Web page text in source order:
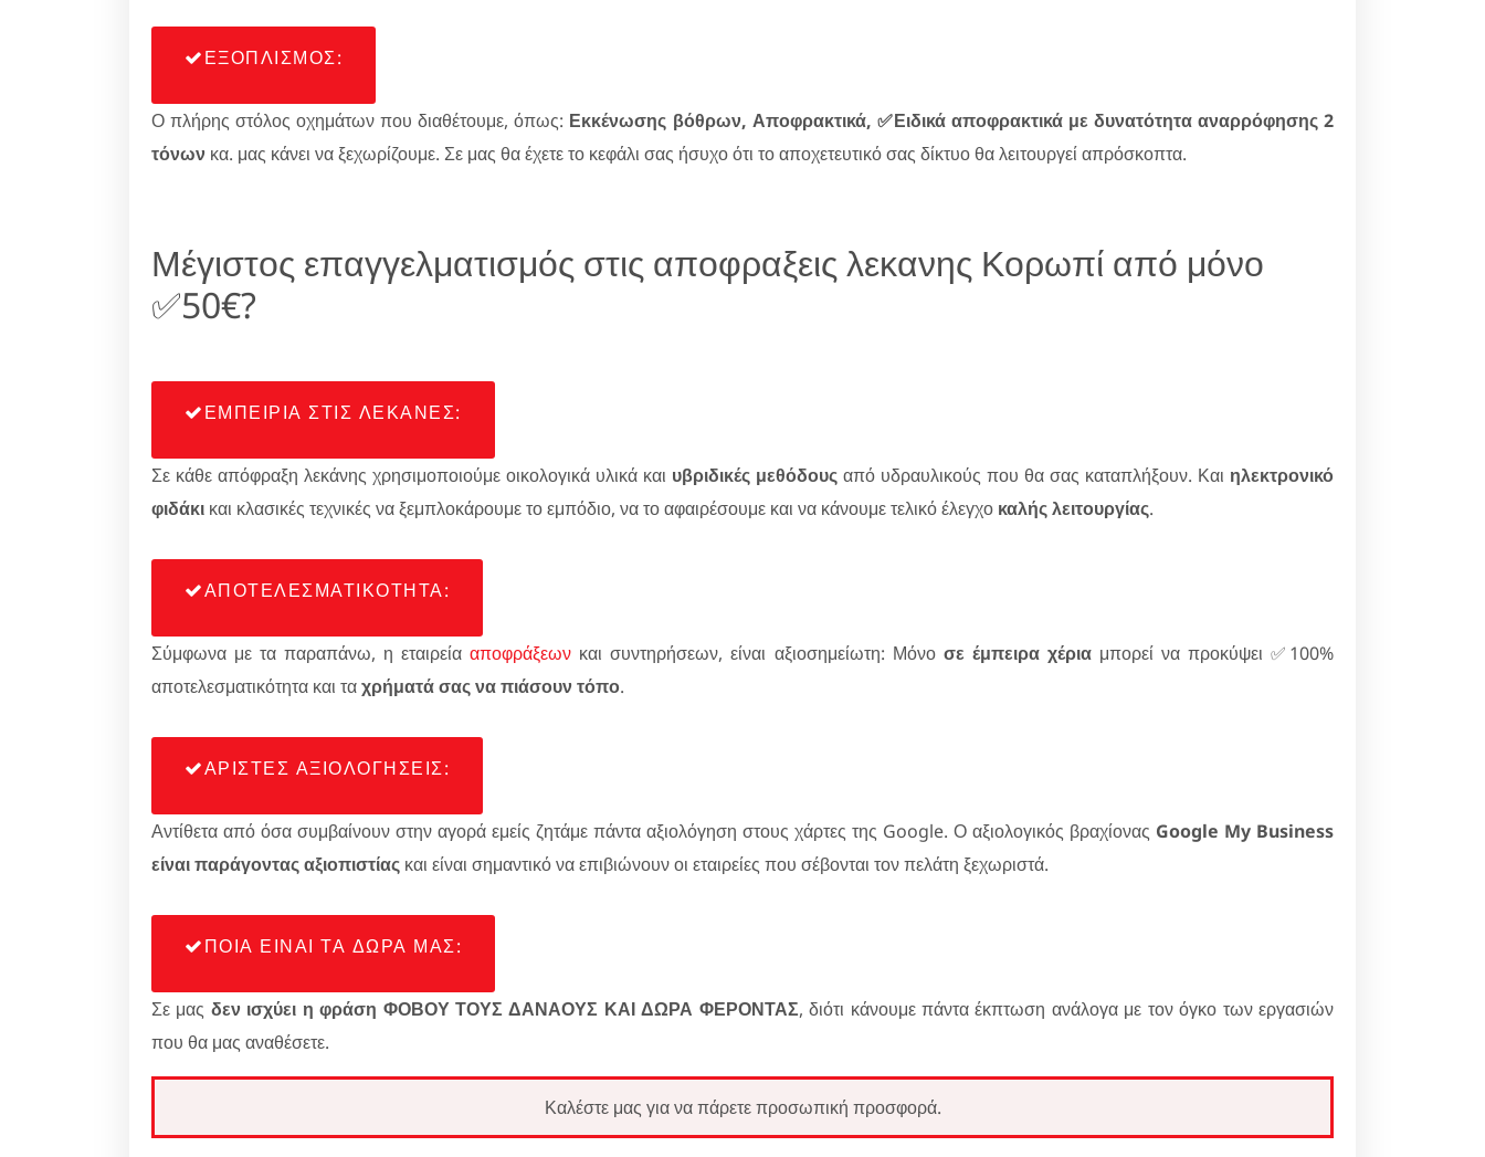
ΕΞΟΠΛΙΣΜΟΣ:
Ο πλήρης στόλος οχημάτων που διαθέτουμε, όπως: Εκκένωσης βόθρων, Αποφρακτικά, ✅Ειδικά αποφρακτικά με δυνατότητα αναρρόφησης 2
τόνων κα. μας κάνει να ξεχωρίζουμε. Σε μας θα έχετε το κεφάλι σας ήσυχο ότι το αποχετευτικό σας δίκτυο θα λειτουργεί απρόσκοπτα.
Μέγιστος επαγγελματισμός στις αποφραξεις λεκανης Κορωπί από μόνο
✅50€?
ΕΜΠΕΙΡΙΑ ΣΤΙΣ ΛΕΚΑΝΕΣ:
Σε κάθε απόφραξη λεκάνης χρησιμοποιούμε οικολογικά υλικά και υβριδικές μεθόδους από υδραυλικούς που θα σας καταπλήξουν. Και ηλεκτρονικό
φιδάκι και κλασικές τεχνικές να ξεμπλοκάρουμε το εμπόδιο, να το αφαιρέσουμε και να κάνουμε τελικό έλεγχο καλής λειτουργίας.
ΑΠΟΤΕΛΕΣΜΑΤΙΚΟΤΗΤΑ:
Σύμφωνα με τα παραπάνω, η εταιρείααποφράξεων και συντηρήσεων, είναι αξιοσημείωτη: Μόνο σε έμπειρα χέριαμπορεί να προκύψει ✅100%
αποτελεσματικότητα και ταχρήματά σας να πιάσουν τόπο.
ΑΡΙΣΤΕΣ ΑΞΙΟΛΟΓΗΣΕΙΣ:
Αντίθετα από όσα συμβαίνουν στην αγορά εμείς ζητάμε πάντα αξιολόγηση στους χάρτες της Google. Ο αξιολογικός βραχίονας Google My Business
είναι παράγοντας αξιοπιστίας και είναι σημαντικό να επιβιώνουν οι εταιρείες που σέβονται τον πελάτη ξεχωριστά.
ΠΟΙΑ ΕΙΝΑΙ ΤΑ ΔΩΡΑ ΜΑΣ:
Σε μας δεν ισχύει η φράση ΦΟΒΟΥ ΤΟΥΣ ΔΑΝΑΟΥΣ ΚΑΙ ΔΩΡΑ ΦΕΡΟΝΤΑΣ, διότι κάνουμε πάντα έκπτωση ανάλογα με τον όγκο των εργασιών
που θα μας αναθέσετε.
Καλέστε μας για να πάρετε προσωπική προσφορά.